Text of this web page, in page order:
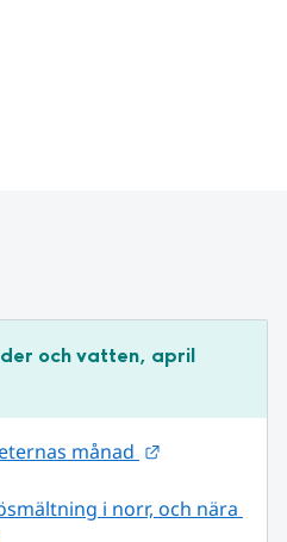
och vatten, april
månad
i norr, och nära